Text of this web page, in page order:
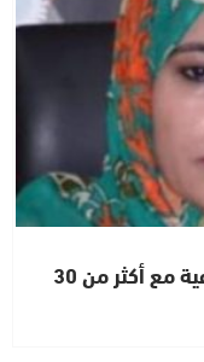
زلزال سياسي بالعيون… استقالة جماعية مع أكثر من 30